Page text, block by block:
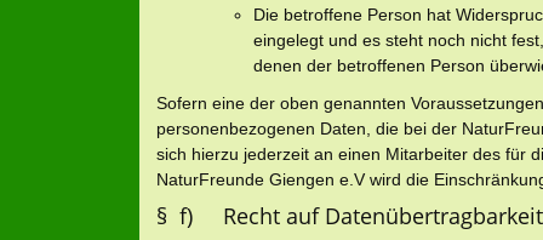
Die betroffene Person hat
eingelegt und es steht noch nicht
denen der betroffenen Person
Sofern eine der oben genannten
personenbezogenen Daten, die bei der
sich hierzu jederzeit an einen Mitarbeiter des für
NaturFreunde Giengen e.V wird die
§ f) Recht auf Datenübertragbarkeit